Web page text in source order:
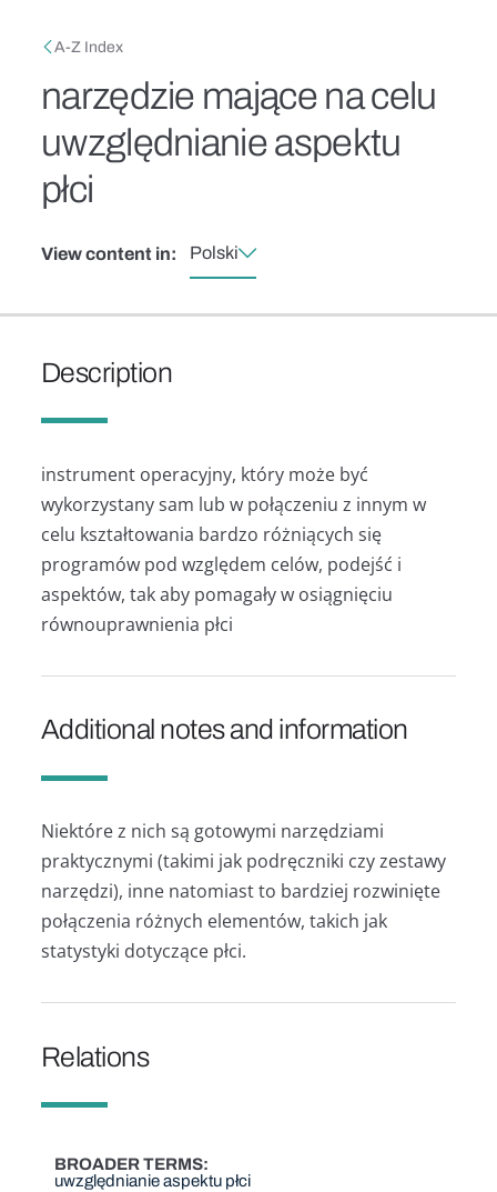
Breadcrumb
A-Z Index
narzędzie mające na celu
uwzględnianie aspektu
płci
View content in: Polski
Description
instrument operacyjny, który może być
wykorzystany sam lub w połączeniu z innym w
celu kształtowania bardzo różniących się
programów pod względem celów, podejść i
aspektów, tak aby pomagały w osiągnięciu
równouprawnienia płci
Additional notes and information
Niektóre z nich są gotowymi narzędziami
praktycznymi (takimi jak podręczniki czy zestawy
narzędzi), inne natomiast to bardziej rozwinięte
połączenia różnych elementów, takich jak
statystyki dotyczące płci.
Relations
BROADER TERMS
uwzględnianie aspektu płci